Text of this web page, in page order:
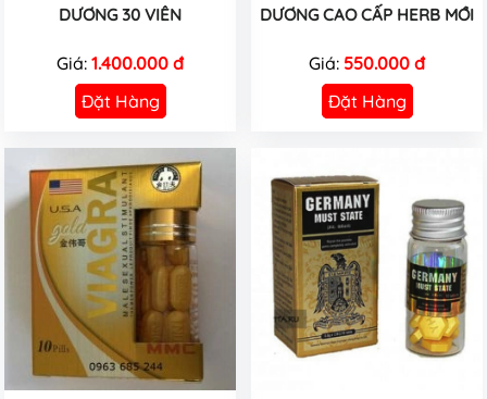
DƯƠNG 30 VIÊN
Giá: 1.400.000 đ
Đặt Hàng
DƯƠNG CAO CẤP HERB MỚI
Giá: 550.000 đ
Đặt Hàng